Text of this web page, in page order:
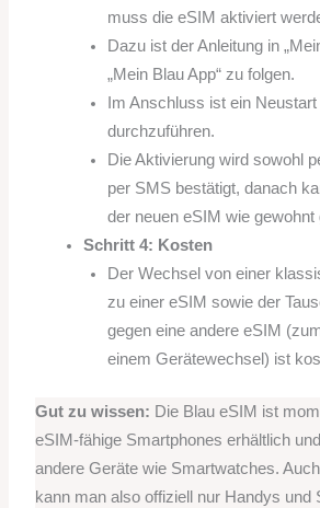
muss die eSIM aktiviert
Dazu ist der Anleitung in
„Mein Blau App“ zu folgen.
Im Anschluss ist ein
durchzuführen.
Die Aktivierung wird sowohl
per SMS bestätigt, danach
der neuen eSIM wie gewohnt
Schritt 4: Kosten
Der Wechsel von einer
zu einer eSIM sowie der
gegen eine andere eSIM
einem Gerätewechsel) ist
Gut zu wissen: Die Blau eSIM ist
eSIM-fähige Smartphones erhältlich
andere Geräte wie Smartwatches.
kann man also offiziell nur Handys und